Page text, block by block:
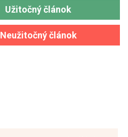
Užitočný článok
Neužitočný článok